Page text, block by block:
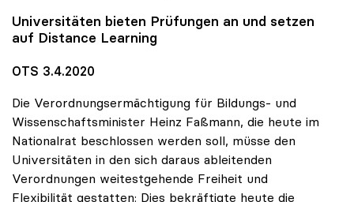
Universitäten bieten Prüfungen an und setzen
auf Distance Learning
OTS 3.4.2020
Die Verordnungsermächtigung für Bildungs- und
Wissenschaftsminister Heinz Faßmann, die heute im
Nationalrat beschlossen werden soll, müsse den
Universitäten in den sich daraus ableitenden
Verordnungen weitestgehende Freiheit und
Flexibilität gestatten: Dies bekräftigte heute die